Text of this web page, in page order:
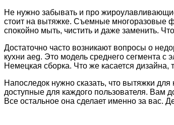
Не нужно забывать и про
стоит на вытяжке. Съемные многоразовые
спокойно мыть, чистить и даже заменить.
Достаточно часто возникают вопросы о
кухни aeg. Это модель среднего сегмента с
Немецкая сборка. Что же касается
Напоследок нужно сказать, что вытяжки
доступные для каждого пользователя. Вам
Все остальное она сделает именно за вас.